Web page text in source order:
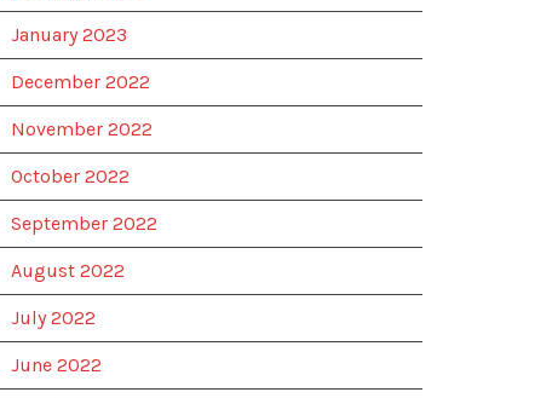
January 2023
December 2022
November 2022
October 2022
September 2022
August 2022
July 2022
June 2022